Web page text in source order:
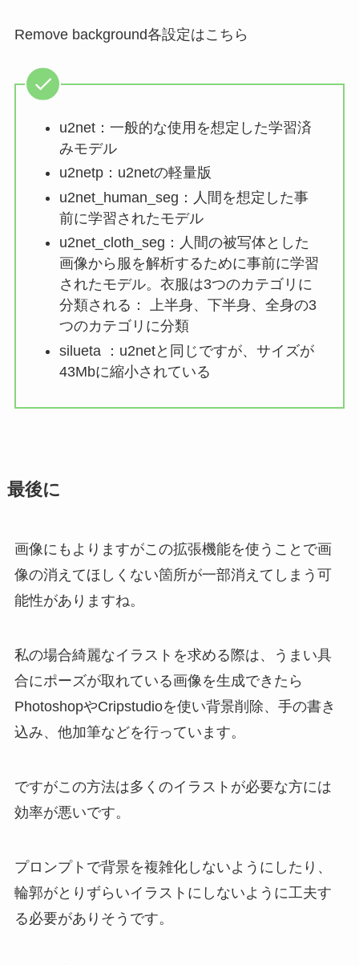
Remove background各設定はこちら
u2net：一般的な使用を想定した学習済
みモデル
u2netp：u2netの軽量版
u2net_human_seg：人間を想定した事
前に学習されたモデル
u2net_cloth_seg：人間の被写体とした
画像から服を解析するために事前に学習
されたモデル。衣服は3つのカテゴリに
分類される： 上半身、下半身、全身の3
つのカテゴリに分類
silueta ：u2netと同じですが、サイズが
43Mbに縮小されている
最後に
画像にもよりますがこの拡張機能を使うことで画
像の消えてほしくない箇所が一部消えてしまう可
能性がありますね。
私の場合綺麗なイラストを求める際は、うまい具
合にポーズが取れている画像を生成できたら
PhotoshopやCripstudioを使い背景削除、手の書き
込み、他加筆などを行っています。
ですがこの方法は多くのイラストが必要な方には
効率が悪いです。
プロンプトで背景を複雑化しないようにしたり、
輪郭がとりずらいイラストにしないように工夫す
る必要がありそうです。